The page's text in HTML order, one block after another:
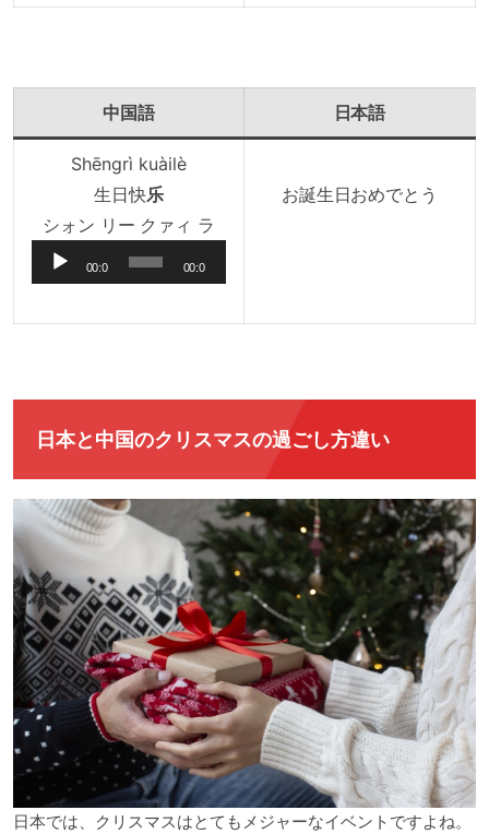
ヤ
中国語 日本語
Shēngrì kuàilè
生日快乐
シォン リー クァィ ラ
プ
ー
00:0
0
00:0
0
お誕生日おめでとう
日本と中国のクリスマスの過ごし方違い
日本では、クリスマスはとてもメジャーなイベントですよね。